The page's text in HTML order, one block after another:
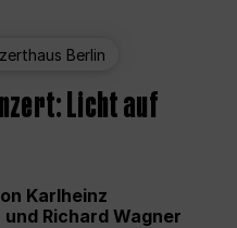
Berlin
Licht auf
Karlheinz
Richard Wagner